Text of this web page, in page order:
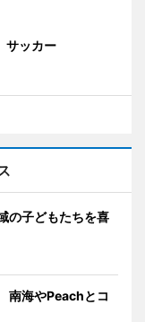
サッカー
の子どもたちを喜
南海やPeachとコ